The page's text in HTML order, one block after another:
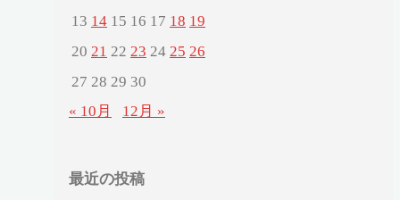
13 14 15 16 17 18 19
20 21 22 23 24 25 26
27 28 29 30
« 10月
12月 »
最近の投稿